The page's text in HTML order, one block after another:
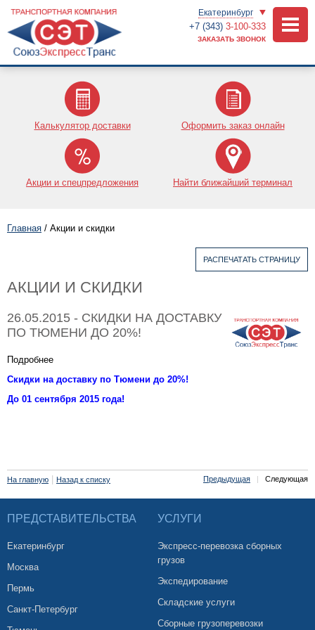
Екатеринбург
+7 (343) 3-100-333
ЗАКАЗАТЬ ЗВОНОК
Калькулятор доставки Оформить заказ онлайн
Акции и спецпредложения Найти ближайший терминал
Главная / Акции и скидки
РАСПЕЧАТАТЬ СТРАНИЦУ
АКЦИИ И СКИДКИ
26.05.2015 - СКИДКИ НА ДОСТАВКУ
ПО ТЮМЕНИ ДО 20%!
Подробнее
Скидки на доставку по Тюмени до 20%!
До 01 сентября 2015 года!
На главную Назад к списку Предыдущая | Следующая
ПРЕДСТАВИТЕЛЬСТВА
Екатеринбург
Москва
Пермь
Санкт-Петербург
УСЛУГИ
Экспресс-перевозка сборных
грузов
Экспедирование
Складские услуги
Сборные грузоперевозки